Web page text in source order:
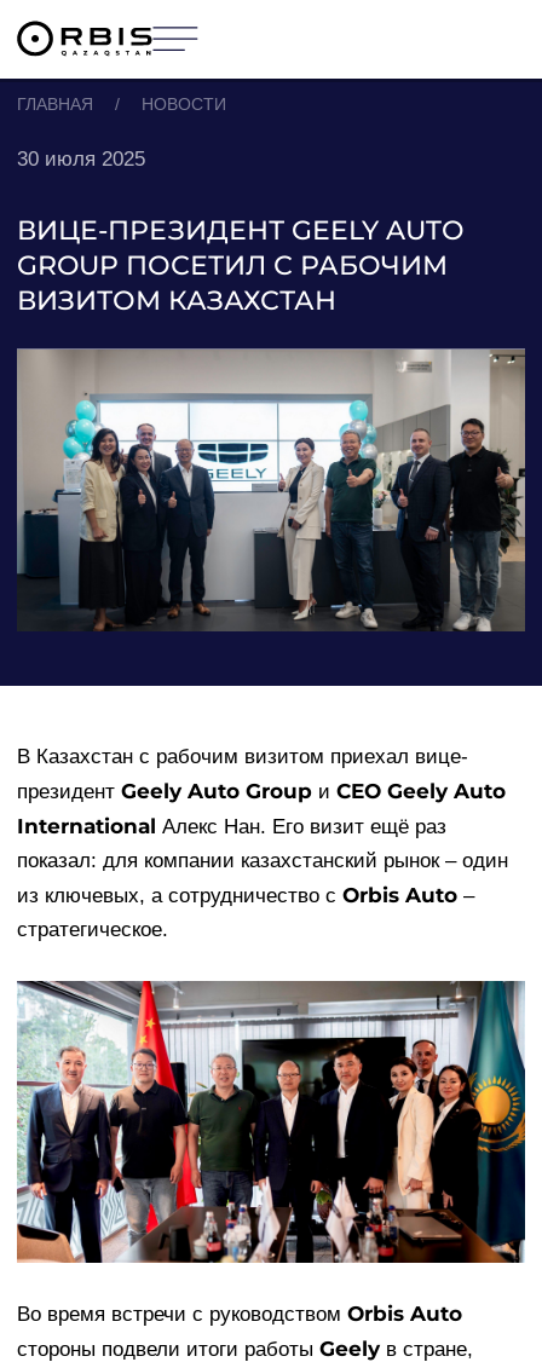
30 июля 2025
ГЛАВНАЯ / НОВОСТИ
ВИЦЕ-ПРЕЗИДЕНТ GEELY AUTO
GROUP ПОСЕТИЛ С РАБОЧИМ
ВИЗИТОМ КАЗАХСТАН
В Казахстан с рабочим визитом приехал вице-
президент Geely Auto Group и CEO Geely Auto
International Алекс Нан. Его визит ещё раз
показал: для компании казахстанский рынок – один
из ключевых, а сотрудничество с Orbis Auto –
стратегическое.
Во время встречи с руководством Orbis Auto
стороны подвели итоги работы Geely в стране,